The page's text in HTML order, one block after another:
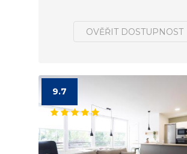
OVĚŘIT DOSTUPNOST
9.7